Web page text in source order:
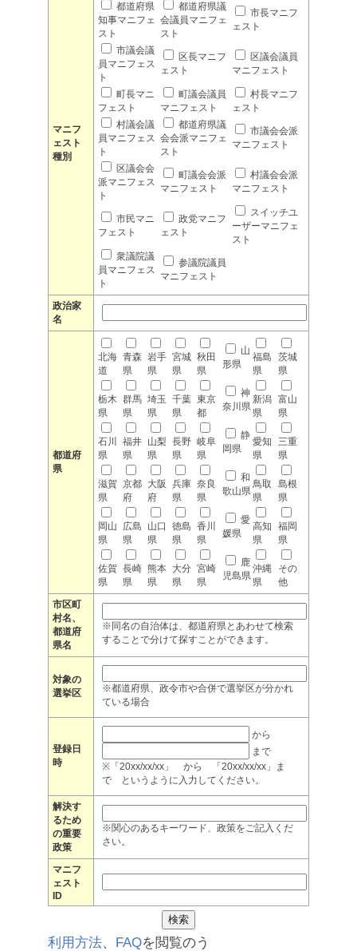
マニフ
ェスト
種別
都道府県
知事マニフェ
スト
都道府県議
会議員マニフェ
スト
市長マニフ
ェスト
市議会議
員マニフェス
ト
区長マニフ
ェスト
区議会議員
マニフェスト
町長マニ
フェスト
町議会議員
マニフェスト
村長マニフ
ェスト
村議会議
員マニフェス
ト
都道府県議
会会派マニフェ
スト
市議会会派
マニフェスト
区議会会
派マニフェス
ト
町議会会派
マニフェスト
村議会会派
マニフェスト
市民マニ
フェスト
政党マニフ
ェスト
スイッチユ
ーザーマニフェ
スト
衆議院議
員マニフェス
ト
参議院議員
マニフェスト
政治家
名
都道府
県
北海
道
青森
県
岩手
県
宮城
県
秋田
県
山
形県
福島
県
茨城
県
栃木
県
群馬
県
埼玉
県
千葉
県
東京
都
神
奈川県
新潟
県
富山
県
石川
県
福井
県
山梨
県
長野
県
岐阜
県
静
岡県
愛知
県
三重
県
滋賀
県
京都
府
大阪
府
兵庫
県
奈良
県
和
歌山県
鳥取
県
島根
県
岡山
県
広島
県
山口
県
徳島
県
香川
県
愛
媛県
高知
県
福岡
県
佐賀
県
長崎
県
熊本
県
大分
県
宮崎
県
鹿
児島県
沖縄
県
その
他
市区町
村名、
都道府
県名
※同名の自治体は、都道府県とあわせて検索
することで分けて探すことができます。
対象の
選挙区
※都道府県、政令市や合併で選挙区が分かれ
ている場合
登録日
時
から
まで
※「20xx/xx/xx」 から 「20xx/xx/xx」ま
で というように入力してください。
解決す
るため
の重要
政策
※関心のあるキーワード、政策をご記入くだ
さい。
マニフ
ェスト
ID
利用方法、 FAQを閲覧のう